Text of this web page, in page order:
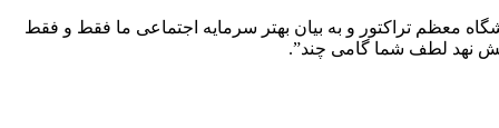
معظم تراکتور و به بیان بهتر سرمایه اجتماعی ما فقط و فقط
نهد لطف شما گامی چند”.